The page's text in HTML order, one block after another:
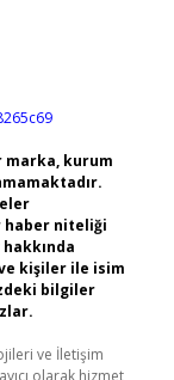
kurum
haber niteliği
kişiler ile isim
bilgiler
ve İletişim
olarak hizmet